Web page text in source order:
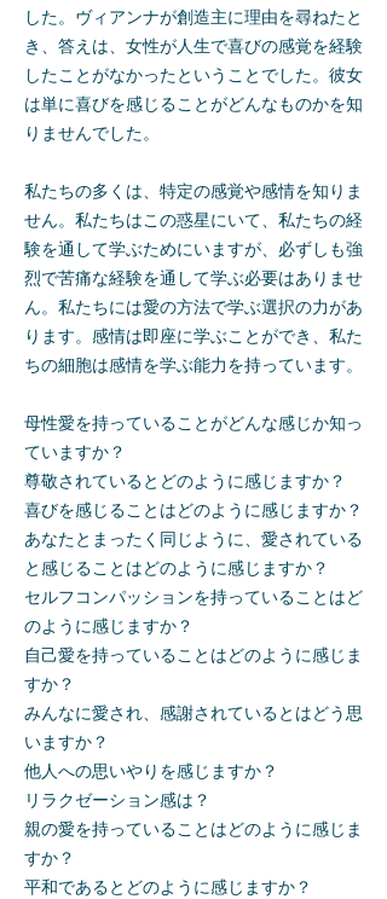
した。ヴィアンナが創造主に理由を尋ねたと
き、答えは、女性が人生で喜びの感覚を経験
したことがなかったということでした。彼女
は単に喜びを感じることがどんなものかを知
りませんでした。
私たちの多くは、特定の感覚や感情を知りま
せん。私たちはこの惑星にいて、私たちの経
験を通して学ぶためにいますが、必ずしも強
烈で苦痛な経験を通して学ぶ必要はありませ
ん。私たちには愛の方法で学ぶ選択の力があ
ります。感情は即座に学ぶことができ、私た
ちの細胞は感情を学ぶ能力を持っています。
母性愛を持っていることがどんな感じか知っ
ていますか？
尊敬されているとどのように感じますか？
喜びを感じることはどのように感じますか？
あなたとまったく同じように、愛されている
と感じることはどのように感じますか？
セルフコンパッションを持っていることはど
のように感じますか？
自己愛を持っていることはどのように感じま
すか？
みんなに愛され、感謝されているとはどう思
いますか？
他人への思いやりを感じますか？
リラクゼーション感は？
親の愛を持っていることはどのように感じま
すか？
平和であるとどのように感じますか？